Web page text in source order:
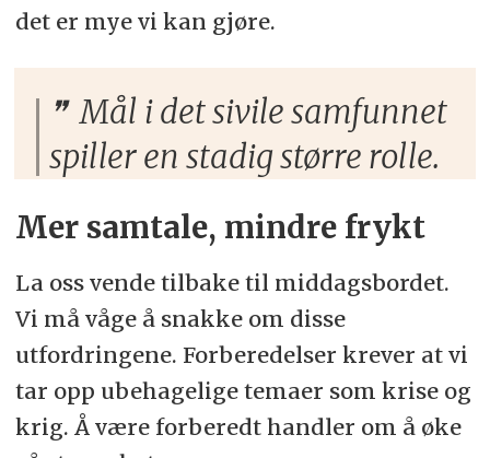
det er mye vi kan gjøre.
Mål i det sivile samfunnet
spiller en stadig større rolle.
Mer samtale, mindre frykt
La oss vende tilbake til middagsbordet.
Vi må våge å snakke om disse
utfordringene. Forberedelser krever at vi
tar opp ubehagelige temaer som krise og
krig. Å være forberedt handler om å øke